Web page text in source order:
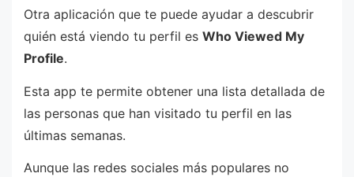
Otra aplicación que te puede ayudar a descubrir
quién está viendo tu perfil es Who Viewed My
Profile.
Esta app te permite obtener una lista detallada de
las personas que han visitado tu perfil en las
últimas semanas.
Aunque las redes sociales más populares no